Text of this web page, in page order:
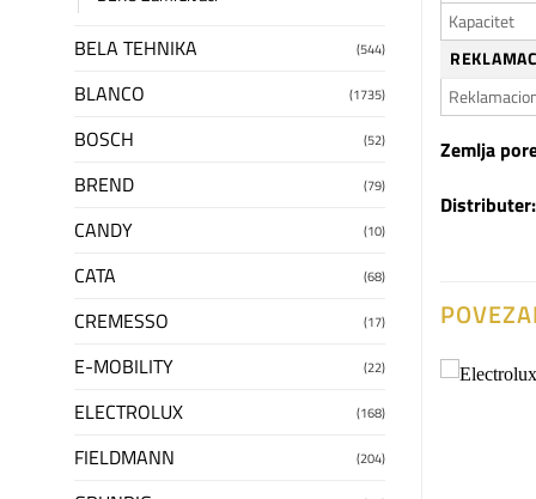
BELA TEHNIKA (544)
BLANCO (1735)
BOSCH (52)
BREND (79)
CANDY (10)
CATA (68)
CREMESSO (17)
E-MOBILITY (22)
ELECTROLUX (168)
FIELDMANN (204)
Kapacitet
Zemlja
Distributer:
Dodaj
listu
Dodaj
listu